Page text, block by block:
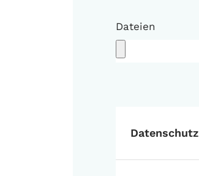
Dateien
Datenschutz